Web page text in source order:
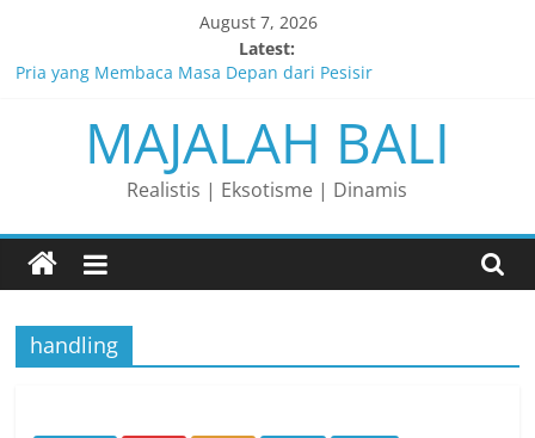
content
August 7, 2026
Latest:
Pria yang Membaca Masa Depan dari Pesisir
Membaca Peluang, Menaklukkan Tantangan, dan Membangun
Bisnis Peternakan yang Berkelanjutan
Lelaki yang Mengubah Garis Menjadi Masa Depan
Matahari yang Lahir di Pulau Dewata
Perjalanan Panjang di Balik Rasa yang Dicintai Banyak Orang
MAJALAH BALI
Realistis | Eksotisme | Dinamis
handling